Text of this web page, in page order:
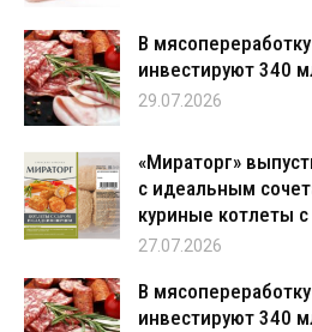
В
инвестируют 340
29.07.2026
«Мираторг»
с идеальным
куриные котлеты
27.07.2026
В
инвестируют 340